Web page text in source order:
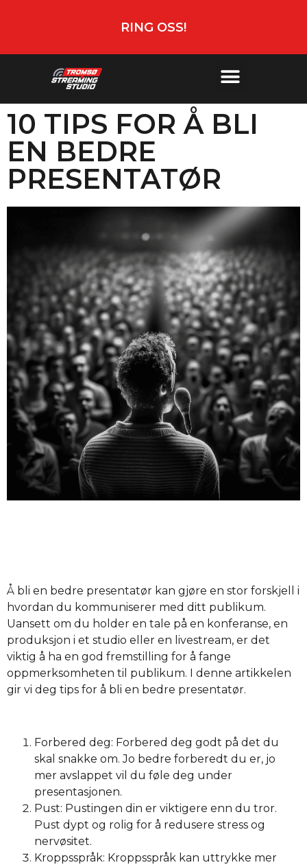
RING OSS!
10 TIPS FOR Å BLI
EN BEDRE
PRESENTATØR
Å bli en bedre presentatør kan gjøre en stor forskjell i
hvordan du kommuniserer med ditt publikum.
Uansett om du holder en tale på en konferanse, en
produksjon i et studio eller en livestream, er det
viktig å ha en god fremstilling for å fange
oppmerksomheten til publikum. I denne artikkelen
gir vi deg tips for å bli en bedre presentatør.
Forbered deg: Forbered deg godt på det du
skal snakke om. Jo bedre forberedt du er, jo
mer avslappet vil du føle deg under
presentasjonen.
Pust: Pustingen din er viktigere enn du tror.
Pust dypt og rolig for å redusere stress og
nervøsitet.
Kroppsspråk: Kroppsspråk kan uttrykke mer